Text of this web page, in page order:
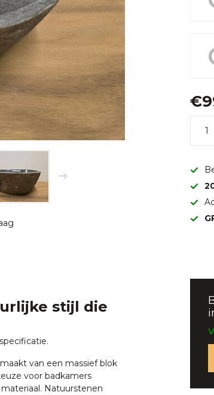
stijl die
van een massief blok
voor badkamers
Natuurstenen